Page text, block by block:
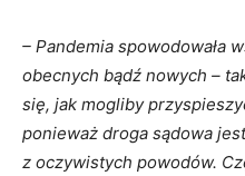
– Pandemia spowodowała
obecnych bądź nowych –
się, jak mogliby
ponieważ droga sądowa
z oczywistych powodów.